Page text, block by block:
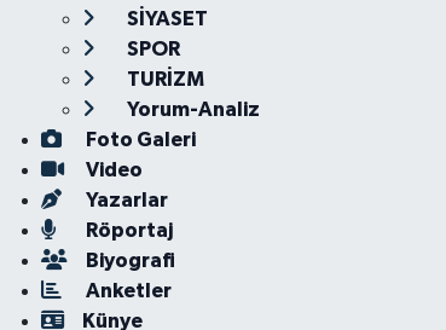
SİYASET
SPOR
TURİZM
Yorum-Analiz
Foto Galeri
Video
Yazarlar
Röportaj
Biyografi
Anketler
Künye